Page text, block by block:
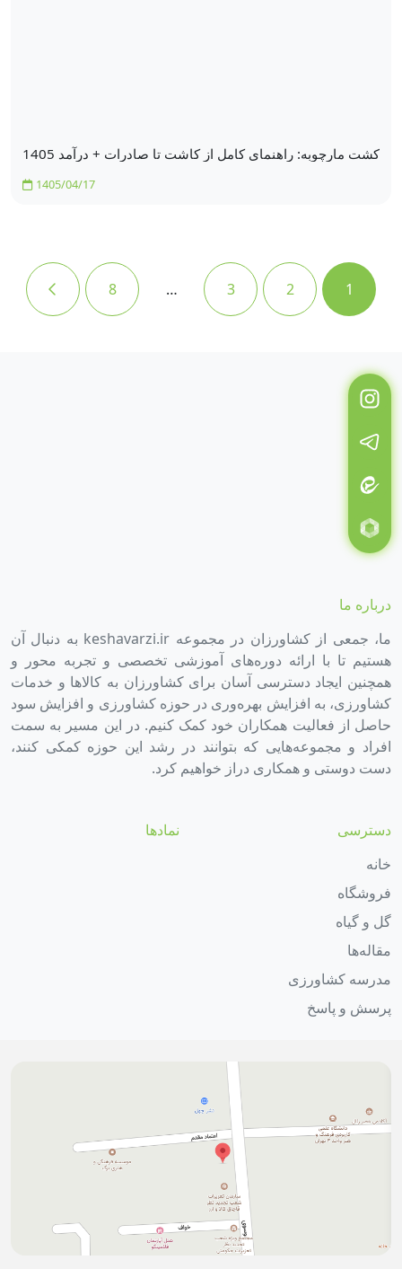
کشت مارچوبه: راهنمای کامل از کاشت تا صادرات + درآمد 1405
1405/04/17
1
2
3
…
8
درباره ما
ما، جمعی از کشاورزان در مجموعه keshavarzi.ir به دنبال آن
هستیم تا با ارائه دوره‌های آموزشی تخصصی و تجربه محور و
همچنین ایجاد دسترسی آسان برای کشاورزان به کالاها و خدمات
کشاورزی، به افزایش بهره‌وری در حوزه کشاورزی و افزایش سود
حاصل از فعالیت همکاران خود کمک کنیم. در این مسیر به سمت
افراد و مجموعه‌هایی که بتوانند در رشد این حوزه کمکی کنند،
دست دوستی و همکاری دراز خواهیم کرد.
دسترسی
خانه
فروشگاه
گل و گیاه
مقاله‌ها
مدرسه کشاورزی
پرسش و پاسخ
نمادها